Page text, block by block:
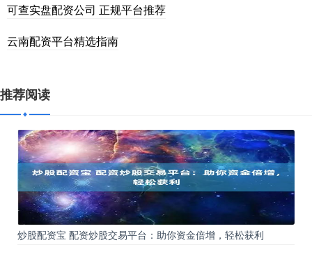
可查实盘配资公司 正规平台推荐
云南配资平台精选指南
推荐阅读
炒股配资宝 配资炒股交易平台：助你资金倍增，轻松获利